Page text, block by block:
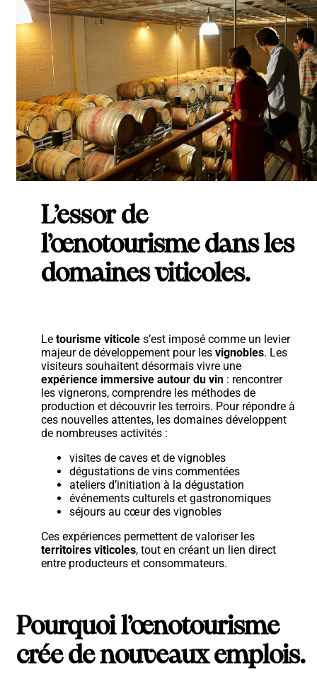
L’essor de
l’œnotourisme dans les
domaines viticoles.
Le tourisme viticoles’est imposé comme un levier
majeur de développement pour les vignobles. Les
visiteurs souhaitent désormais vivre une
expérience immersive autour du vin: rencontrer
les vignerons, comprendre les méthodes de
production et découvrir les terroirs. Pour répondre à
ces nouvelles attentes, les domaines développent
de nombreuses activités :
visites de caves et de vignobles
dégustations de vins commentées
ateliers d’initiation à la dégustation
événements culturels et gastronomiques
séjours au cœur des vignobles
Ces expériences permettent de valoriser les
territoires viticoles, tout en créant un lien direct
entre producteurs et consommateurs.
Pourquoi l’œnotourisme
crée de nouveaux emplois.